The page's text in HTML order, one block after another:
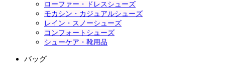
ローファー・ドレスシューズ
モカシン・カジュアルシューズ
レイン・スノーシューズ
コンフォートシューズ
シューケア・靴用品
バッグ